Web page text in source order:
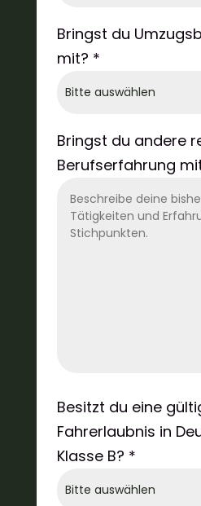
Bringst du
mit? *
Bringst du andere
Berufserfahrung
Besitzt du eine
Fahrerlaubnis in
Klasse B? *